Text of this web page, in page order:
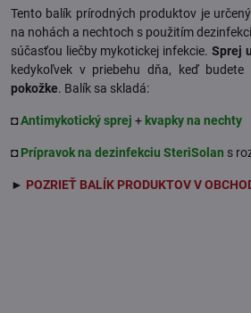
Tento balík prírodných produktov je
na nohách a nechtoch s použitím
súčasťou liečby mykotickej infekcie. Sprej
kedykoľvek v priebehu dňa, keď budete
pokožke. Balík sa skladá:
◘Antimykotický sprej +kvapky na nechty
◘ Prípravok na dezinfekciu SteriSolan s
► POZRIEŤ BALÍK PRODUKTOV V